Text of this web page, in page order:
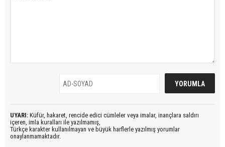
UYARI: Küfür, hakaret, rencide edici cümleler veya imalar, inançlara saldırı
içeren, imla kuralları ile yazılmamış,
Türkçe karakter kullanılmayan ve büyük harflerle yazılmış yorumlar
onaylanmamaktadır.